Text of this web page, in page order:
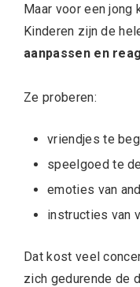
Maar voor een jong
Kinderen zijn de
aanpassen en
Ze proberen:
vriendjes te
speelgoed te
emoties van
instructies van
Dat kost veel
zich gedurende de